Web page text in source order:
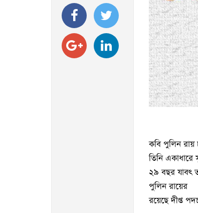
কবি পুলিন রায়
তিনি
২৯ বছর যাবৎ
পুলিন রায়ের
রয়েছে দীপ্ত